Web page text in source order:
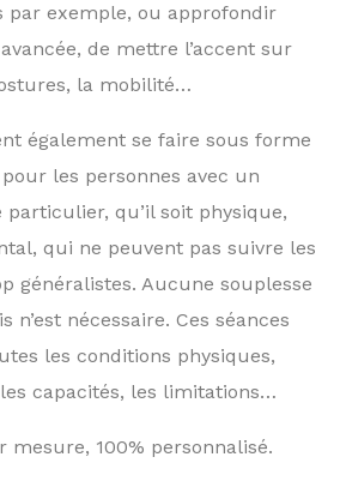
par exemple, ou approfondir
de mettre l’accent sur
la mobilité…
également se faire sous forme
pour les personnes avec un
particulier, qu’il soit physique,
, qui ne peuvent pas suivre les
généralistes. Aucune souplesse
nécessaire. Ces séances
les conditions physiques,
capacités, les limitations…
mesure, 100% personnalisé.